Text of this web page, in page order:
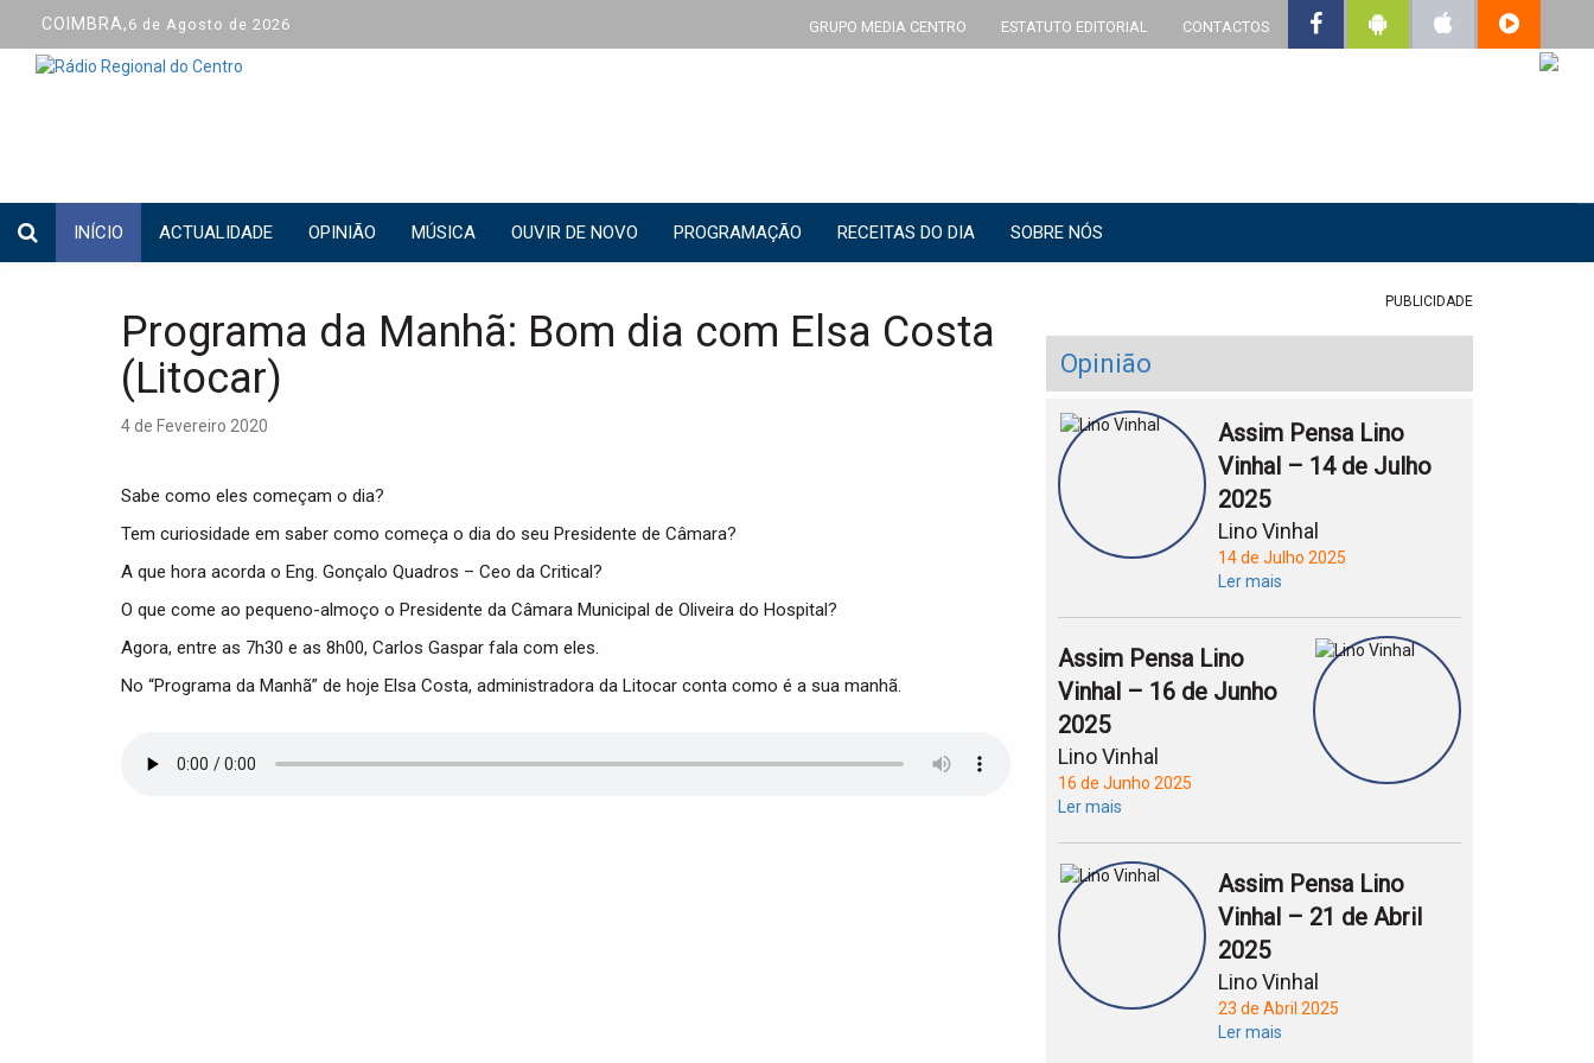
COIMBRA, 6 de Agosto de 2026 GRUPO MEDIA CENTRO ESTATUTO EDITORIAL CONTACTOS
INÍCIO ACTUALIDADE OPINIÃO MÚSICA OUVIR DE NOVO PROGRAMAÇÃO RECEITAS DO DIA SOBRE NÓS
Programa da Manhã: Bom dia com Elsa Costa
(Litocar)
4 de Fevereiro 2020
Sabe como eles começam o dia?
Tem curiosidade em saber como começa o dia do seu Presidente de Câmara?
A que hora acorda o Eng. Gonçalo Quadros – Ceo da Critical?
O que come ao pequeno-almoço o Presidente da Câmara Municipal de Oliveira do Hospital?
Agora, entre as 7h30 e as 8h00, Carlos Gaspar fala com eles.
No “Programa da Manhã” de hoje Elsa Costa, administradora da Litocar conta como é a sua manhã.
PUBLICIDADE
Opinião
Assim Pensa Lino
Vinhal – 14 de Julho
2025
Lino Vinhal
14 de Julho 2025
Ler mais
Assim Pensa Lino
Vinhal – 16 de Junho
2025
Lino Vinhal
16 de Junho 2025
Ler mais
Assim Pensa Lino
Vinhal – 21 de Abril
2025
Lino Vinhal
23 de Abril 2025
Ler mais